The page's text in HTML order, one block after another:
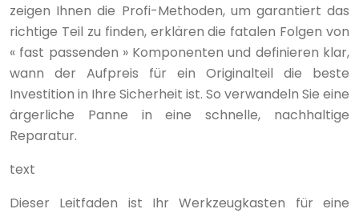
zeigen Ihnen die Profi-Methoden, um garantiert das
richtige Teil zu finden, erklären die fatalen Folgen von
« fast passenden » Komponenten und definieren klar,
wann der Aufpreis für ein Originalteil die beste
Investition in Ihre Sicherheit ist. So verwandeln Sie eine
ärgerliche Panne in eine schnelle, nachhaltige
Reparatur.
text
Dieser Leitfaden ist Ihr Werkzeugkasten für eine